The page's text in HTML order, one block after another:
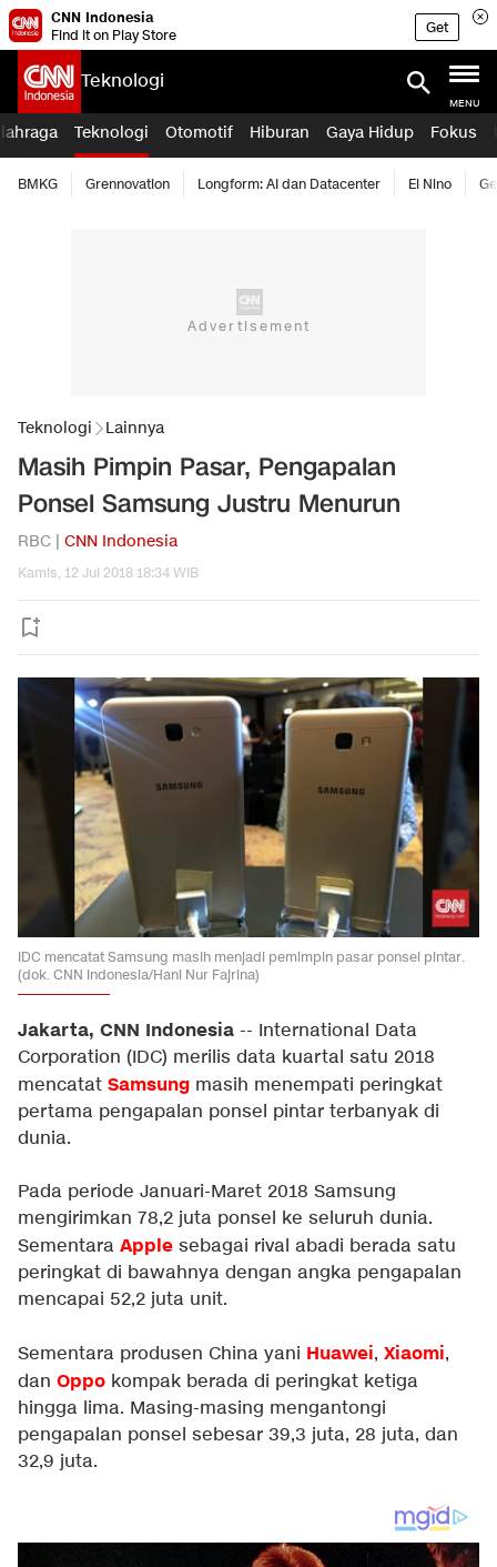
CNN Indonesia
Find it on Play Store
Get
Teknologi
MENU
Teknologi Otomotif Hiburan Gaya Hidup Fokus
BMKG Grennovation Longform: AI dan Datacenter El Nino
Teknologi Lainnya
Masih Pimpin Pasar, Pengapalan
Ponsel Samsung Justru Menurun
RBC | CNN Indonesia
Kamis, 12 Jul 2018 18:34 WIB
IDC mencatat Samsung masih menjadi pemimpin pasar ponsel pintar.
(dok. CNN Indonesia/Hani Nur Fajrina)
Jakarta, CNN Indonesia -- International Data
Corporation (IDC) merilis data kuartal satu 2018
mencatat Samsung masih menempati peringkat
pertama pengapalan ponsel pintar terbanyak di
dunia.
Pada periode Januari-Maret 2018 Samsung
mengirimkan 78,2 juta ponsel ke seluruh dunia.
Sementara Apple sebagai rival abadi berada satu
peringkat di bawahnya dengan angka pengapalan
mencapai 52,2 juta unit.
Sementara produsen China yani Huawei, Xiaomi,
dan Oppo kompak berada di peringkat ketiga
hingga lima. Masing-masing mengantongi
pengapalan ponsel sebesar 39,3 juta, 28 juta, dan
32,9 juta.